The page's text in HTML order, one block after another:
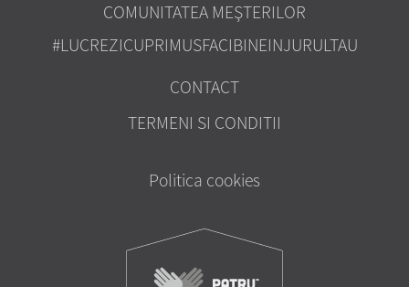
COMUNITATEA MEŞTERILOR
#LUCREZICUPRIMUSFACIBINEINJURULTAU